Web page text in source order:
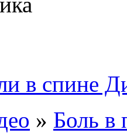
в спине
» Боль в